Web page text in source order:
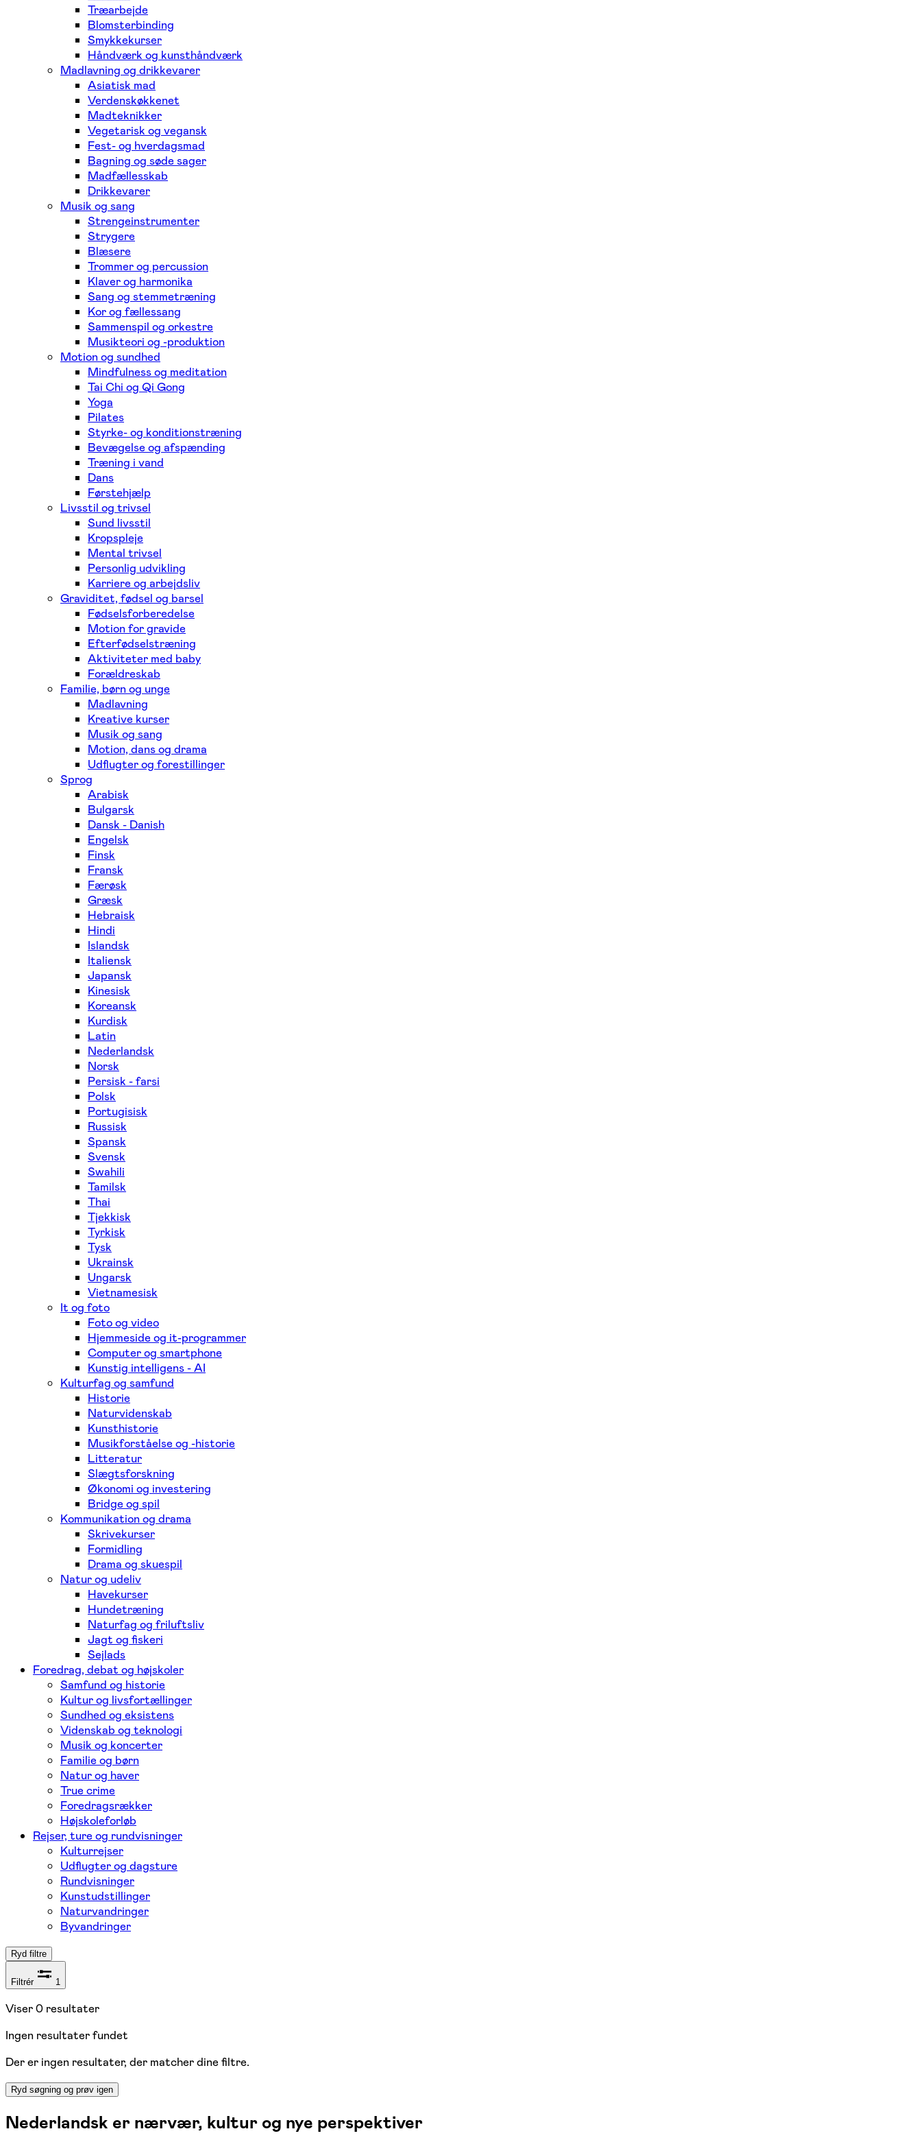
Træarbejde
Blomsterbinding
Smykkekurser
Håndværk og kunsthåndværk
Madlavning og drikkevarer
Asiatisk mad
Verdenskøkkenet
Madteknikker
Vegetarisk og vegansk
Fest- og hverdagsmad
Bagning og søde sager
Madfællesskab
Drikkevarer
Musik og sang
Strengeinstrumenter
Strygere
Blæsere
Trommer og percussion
Klaver og harmonika
Sang og stemmetræning
Kor og fællessang
Sammenspil og orkestre
Musikteori og -produktion
Motion og sundhed
Mindfulness og meditation
Tai Chi og Qi Gong
Yoga
Pilates
Styrke- og konditionstræning
Bevægelse og afspænding
Træning i vand
Dans
Førstehjælp
Livsstil og trivsel
Sund livsstil
Kropspleje
Mental trivsel
Personlig udvikling
Karriere og arbejdsliv
Graviditet, fødsel og barsel
Fødselsforberedelse
Motion for gravide
Efterfødselstræning
Aktiviteter med baby
Forældreskab
Familie, børn og unge
Madlavning
Kreative kurser
Musik og sang
Motion, dans og drama
Udflugter og forestillinger
Sprog
Arabisk
Bulgarsk
Dansk - Danish
Engelsk
Finsk
Fransk
Færøsk
Græsk
Hebraisk
Hindi
Islandsk
Italiensk
Japansk
Kinesisk
Koreansk
Kurdisk
Latin
Nederlandsk
Norsk
Persisk - farsi
Polsk
Portugisisk
Russisk
Spansk
Svensk
Swahili
Tamilsk
Thai
Tjekkisk
Tyrkisk
Tysk
Ukrainsk
Ungarsk
Vietnamesisk
It og foto
Foto og video
Hjemmeside og it-programmer
Computer og smartphone
Kunstig intelligens - AI
Kulturfag og samfund
Historie
Naturvidenskab
Kunsthistorie
Musikforståelse og -historie
Litteratur
Slægtsforskning
Økonomi og investering
Bridge og spil
Kommunikation og drama
Skrivekurser
Formidling
Drama og skuespil
Natur og udeliv
Havekurser
Hundetræning
Naturfag og friluftsliv
Jagt og fiskeri
Sejlads
Foredrag, debat og højskoler
Samfund og historie
Kultur og livsfortællinger
Sundhed og eksistens
Videnskab og teknologi
Musik og koncerter
Familie og børn
Natur og haver
True crime
Foredragsrækker
Højskoleforløb
Rejser, ture og rundvisninger
Kulturrejser
Udflugter og dagsture
Rundvisninger
Kunstudstillinger
Naturvandringer
Byvandringer
Ryd filtre
Filtrér 1
Viser0 resultater
Ingen resultater fundet
Der er ingen resultater, der matcher dine filtre.
Ryd søgning og prøv igen
Nederlandsk er nærvær, kultur og nye perspektiver